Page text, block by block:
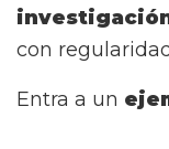
con
Entra a un